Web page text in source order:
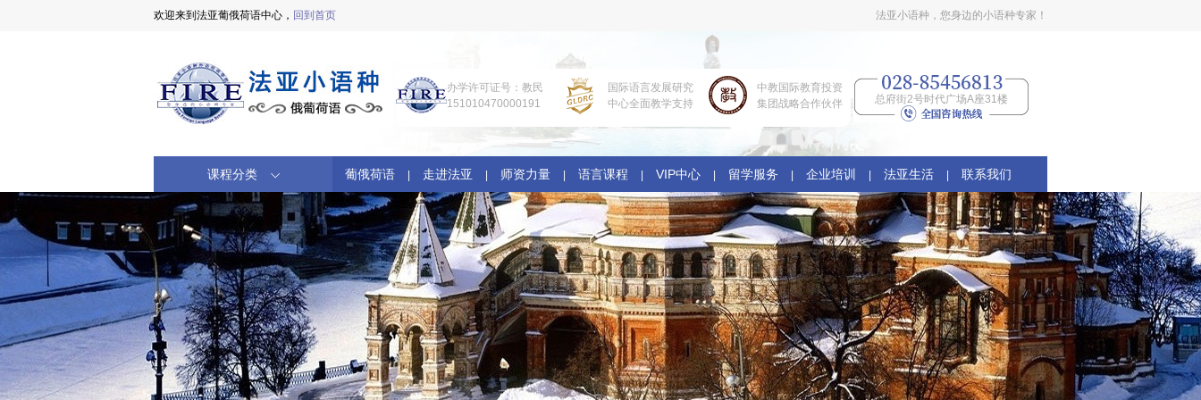
欢迎来到法亚葡俄荷语中心， 回到首页 法亚小语种，您身边的小语种专家！
办学许可证号：教民
151010470000191
国际语言发展研究
中心全面教学支持
中教国际教育投资
集团战略合作伙伴
总府街2号时代广场A座31楼
课程分类 葡俄荷语 走进法亚 师资力量 语言课程 VIP中心 留学服务 企业培训 法亚生活 联系我们